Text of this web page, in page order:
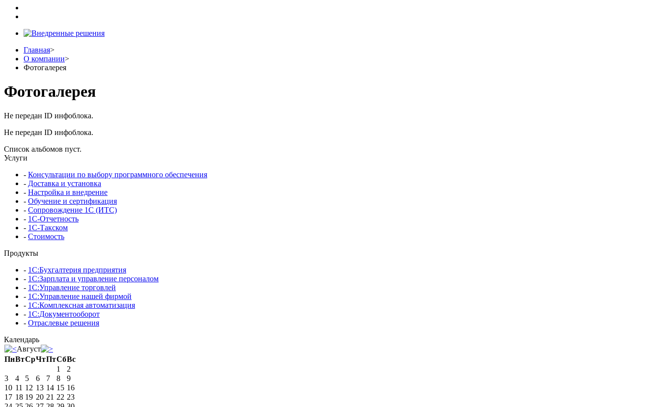
Главная>
О компании>
Фотогалерея
Фотогалерея
Не передан ID инфоблока.
Не передан ID инфоблока.
Список альбомов пуст.
Услуги
- Консультации по выбору программного обеспечения
- Доставка и установка
- Настройка и внедрение
- Обучение и сертификация
- Сопровождение 1С (ИТС)
- 1С-Отчетность
- 1С-Такском
- Стоимость
Продукты
- 1С:Бухгалтерия предприятия
- 1С:Зарплата и управление персоналом
- 1С:Управление торговлей
- 1С:Управление нашей фирмой
- 1С:Комплексная автоматизация
- 1С:Документооборот
- Отраслевые решения
Календарь
Август
ПнВтСрЧтПтСбВс
1
2
3
4 5 6 7 8
9
10 11 12 13 14 15 16
17 18 19 20 21 22 23